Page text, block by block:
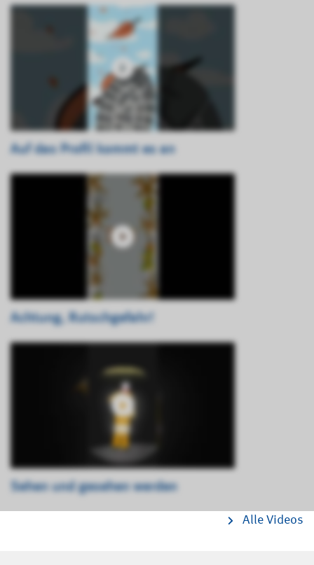
Auf das Profil kommt es an
Achtung, Rutschgefahr!
Sehen und gesehen werden
Alle Videos